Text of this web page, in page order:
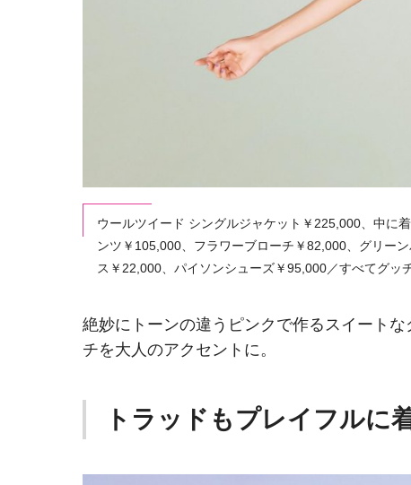
ウールツイード シングルジャケット￥225,000、中に
ンツ￥105,000、フラワーブローチ￥82,000、グリー
ス￥22,000、パイソンシューズ￥95,000／すべてグッ
絶妙にトーンの違うピンクで作るスイート
チを大人のアクセントに。
トラッドもプレイフルに